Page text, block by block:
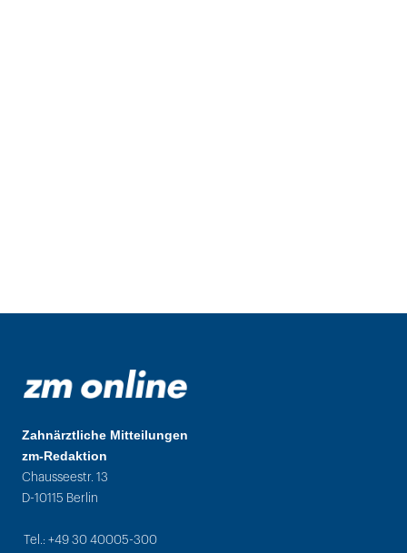
Zahnärztliche Mitteilungen
zm-Redaktion
Chausseestr. 13
D-10115 Berlin
Tel.: +49 30 40005-300